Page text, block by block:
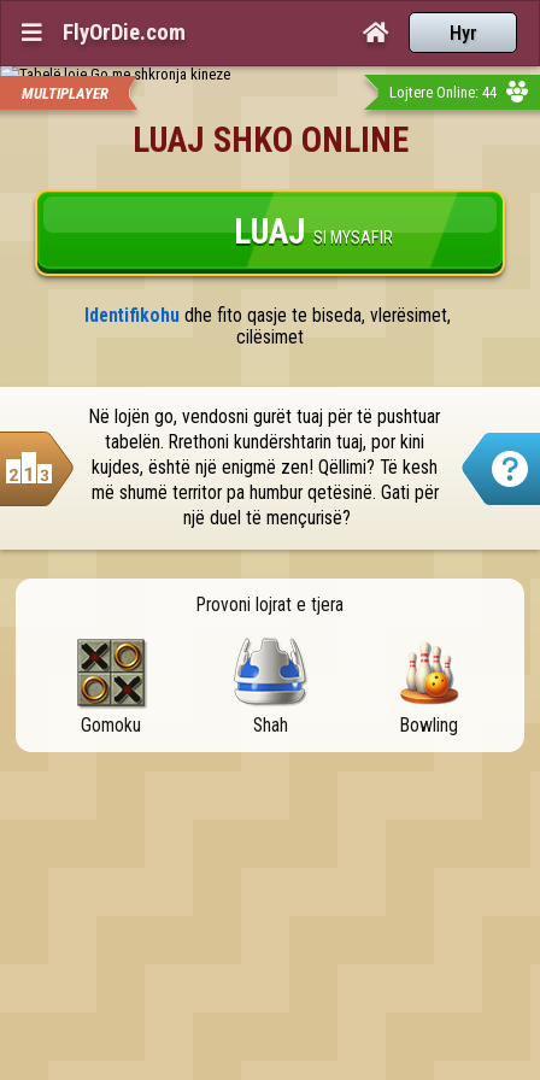
 FlyOrDie.com  Hyr
MULTIPLAYER Lojtere Online: 44
LUAJ SHKO ONLINE
LUAJ SI MYSAFIR
Identifikohu dhe fito qasje te biseda, vlerësimet,
cilësimet
Në lojën go, vendosni gurët tuaj për të pushtuar
tabelën. Rrethoni kundërshtarin tuaj, por kini
kujdes, është një enigmë zen! Qëllimi? Të kesh
më shumë territor pa humbur qetësinë. Gati për
një duel të mençurisë?
Provoni lojrat e tjera
Gomoku Shah Bowling
OK